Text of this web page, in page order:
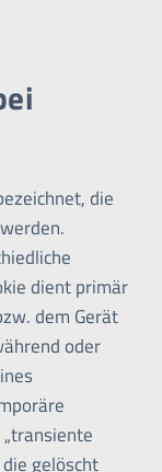
die
dient primär
dem Gerät
oder
„transiente
die gelöscht